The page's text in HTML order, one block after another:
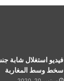
فيديو استغلال شابة
سخط وسط المغاربة